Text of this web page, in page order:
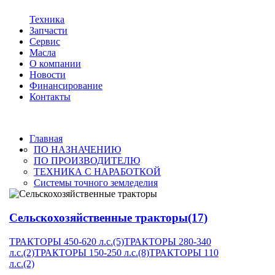
Техника
Запчасти
Сервис
Масла
О компании
Новости
Финансирование
Контакты
Главная
ПО НАЗНАЧЕНИЮ
ПО ПРОИЗВОДИТЕЛЮ
ТЕХНИКА С НАРАБОТКОЙ
Системы точного земледелия
Сельскохозяйственные тракторы(17)
ТРАКТОРЫ 450-620 л.с.(5)ТРАКТОРЫ 280-340
л.с.(2)ТРАКТОРЫ 150-250 л.с.(8)ТРАКТОРЫ 110
л.с.(2)